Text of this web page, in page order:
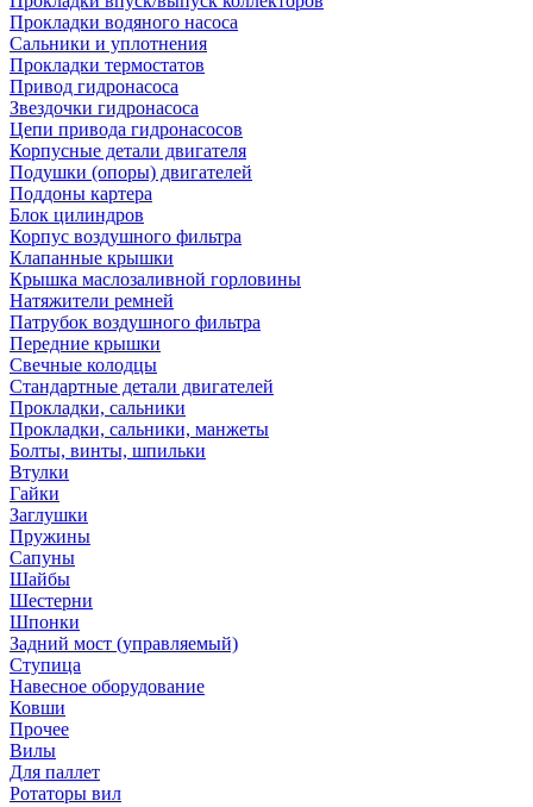
Прокладки водяного насоса
Сальники и уплотнения
Прокладки термостатов
Привод гидронасоса
Звездочки гидронасоса
Цепи привода гидронасосов
Корпусные детали двигателя
Подушки (опоры) двигателей
Поддоны картера
Блок цилиндров
Корпус воздушного фильтра
Клапанные крышки
Крышка маслозаливной горловины
Натяжители ремней
Патрубок воздушного фильтра
Передние крышки
Свечные колодцы
Стандартные детали двигателей
Прокладки, сальники
Прокладки, сальники, манжеты
Болты, винты, шпильки
Втулки
Гайки
Заглушки
Пружины
Сапуны
Шайбы
Шестерни
Шпонки
Задний мост (управляемый)
Ступица
Навесное оборудование
Ковши
Прочее
Вилы
Для паллет
Ротаторы вил